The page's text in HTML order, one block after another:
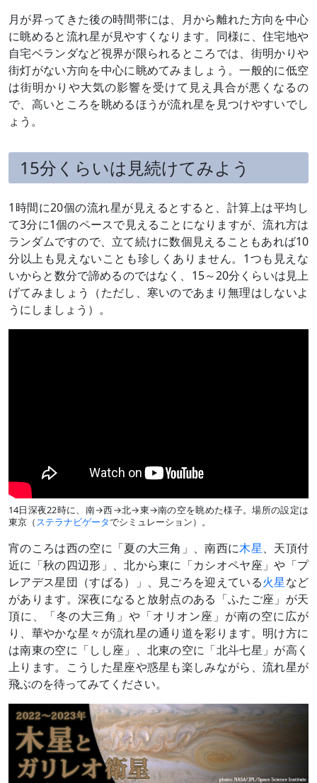
月が昇ってきた後の時間帯には、月から離れた方向を中心
に眺めると流れ星が見やすくなります。同様に、住宅地や
自宅ベランダなど視界が限られるところでは、街明かりや
街灯がない方向を中心に眺めてみましょう。一般的に低空
は街明かりや大気の影響を受けて見え具合が悪くなるの
で、高いところを眺めるほうが流れ星を見つけやすいでし
ょう。
15分くらいは見続けてみよう
1時間に20個の流れ星が見えるとすると、計算上は平均し
て3分に1個のペースで見えることになりますが、流れ方は
ランダムですので、立て続けに数個見えることもあれば10
分以上も見えないことも珍しくありません。1つも見えな
いからと数分で諦めるのではなく、15～20分くらいは見上
げてみましょう（ただし、寒いのであまり無理はしないよ
うにしましょう）。
14日深夜22時に、南→西→北→東→南の空を眺めた様子。場所の設定は
東京（ステラナビゲータでシミュレーション）。
宵のころは西の空に「夏の大三角」、南西に木星、天頂付
近に「秋の四辺形」、北から東に「カシオペヤ座」や「プ
レアデス星団（すばる）」、見ごろを迎えている火星など
があります。深夜になると放射点のある「ふたご座」が天
頂に、「冬の大三角」や「オリオン座」が南の空に広が
り、華やかな星々が流れ星の通り道を彩ります。明け方に
は南東の空に「しし座」、北東の空に「北斗七星」が高く
上ります。こうした星座や惑星も楽しみながら、流れ星が
飛ぶのを待ってみてください。